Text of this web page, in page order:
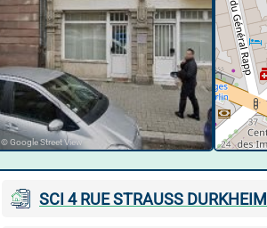
© Google Street View
SCI 4 RUE STRAUSS DURKHEIM